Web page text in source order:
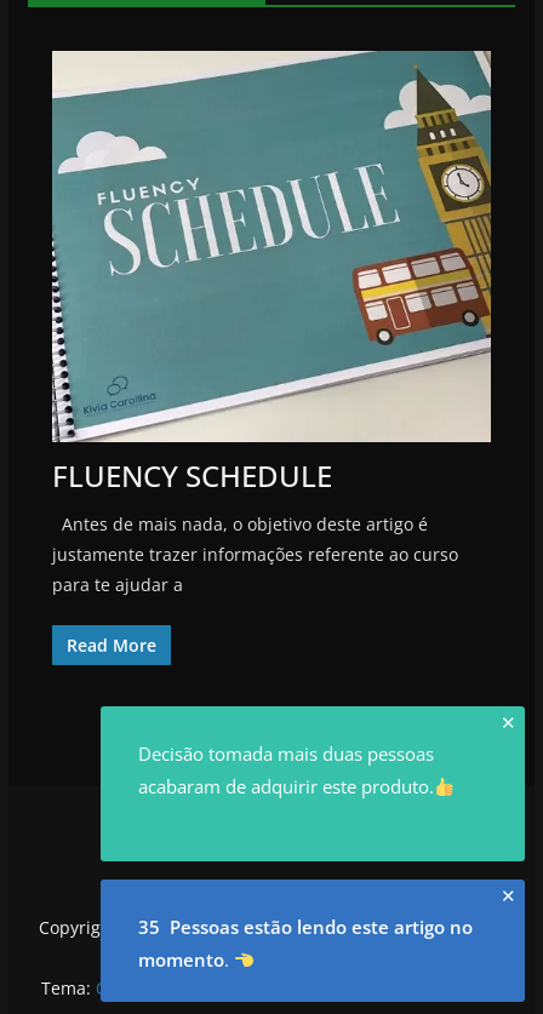
FLUENCY SCHEDULE
Antes de mais nada, o objetivo deste artigo é
justamente trazer informações referente ao curso
para te ajudar a
Read More
Copyright © 2026utilidadesrowan.com. Todos os direitos
reservados.
Tema: ColorMag
✕
Decisão tomada mais duas pessoas
acabaram de adquirir este produto.
✕
35 Pessoas estão lendo este artigo no
momento.